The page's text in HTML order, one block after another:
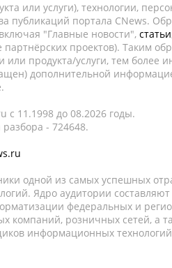
или услуги), технологии,
публикаций портала CNews.
"Главные новости", статьи
проектов). Таким
продукта/услуги, тем более
дополнительной
c 11.1998 до 08.2026 годы.
- 724648.
одной из самых успешных
Ядро аудитории
федеральных и
компаний, розничных сетей, а
информационных технологий